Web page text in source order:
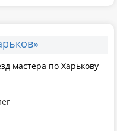
мастера по Харькову